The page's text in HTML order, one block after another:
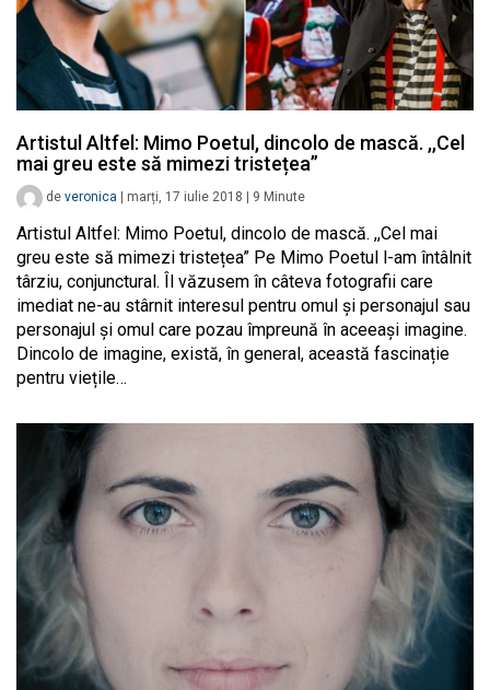
Artistul Altfel: Mimo Poetul, dincolo de mască. ,,Cel
mai greu este să mimezi tristețea”
de veronica marți, 17 iulie 2018 9 Minute
Artistul Altfel: Mimo Poetul, dincolo de mască. ,,Cel mai
greu este să mimezi tristețea” Pe Mimo Poetul l-am întâlnit
târziu, conjunctural. Îl văzusem în câteva fotografii care
imediat ne-au stârnit interesul pentru omul și personajul sau
personajul și omul care pozau împreună în aceeași imagine.
Dincolo de imagine, există, în general, această fascinație
pentru viețile…